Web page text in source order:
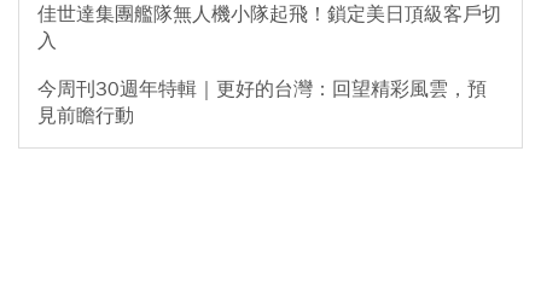
佳世達集團艦隊無人機小隊起飛！鎖定美日頂級客戶切
入
今周刊30週年特輯｜更好的台灣：回望精彩風雲，預
見前瞻行動